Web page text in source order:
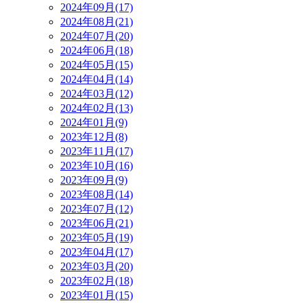
2024年09月(17)
2024年08月(21)
2024年07月(20)
2024年06月(18)
2024年05月(15)
2024年04月(14)
2024年03月(12)
2024年02月(13)
2024年01月(9)
2023年12月(8)
2023年11月(17)
2023年10月(16)
2023年09月(9)
2023年08月(14)
2023年07月(12)
2023年06月(21)
2023年05月(19)
2023年04月(17)
2023年03月(20)
2023年02月(18)
2023年01月(15)